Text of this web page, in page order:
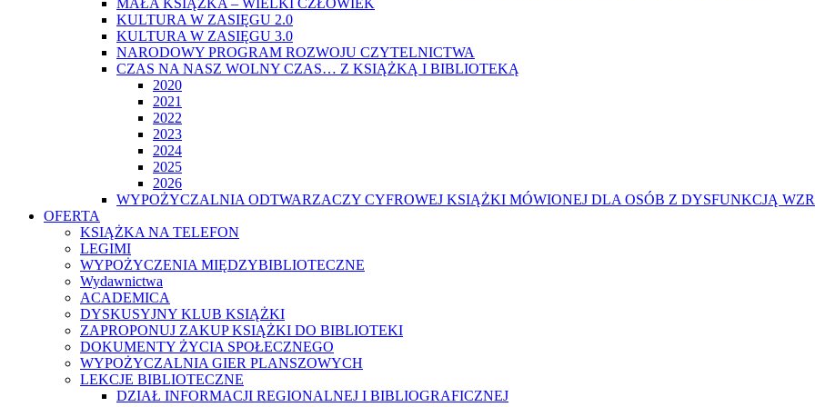
MAŁA KSIĄŻKA – WIELKI CZŁOWIEK
KULTURA W ZASIĘGU 2.0
KULTURA W ZASIĘGU 3.0
NARODOWY PROGRAM ROZWOJU CZYTELNICTWA
CZAS NA NASZ WOLNY CZAS… Z KSIĄŻKĄ I BIBLIOTEKĄ
2020
2021
2022
2023
2024
2025
2026
WYPOŻYCZALNIA ODTWARZACZY CYFROWEJ KSIĄŻKI MÓWIONEJ DLA OSÓB Z DYSFUNKCJĄ
OFERTA
KSIĄŻKA NA TELEFON
LEGIMI
WYPOŻYCZENIA MIĘDZYBIBLIOTECZNE
Wydawnictwa
ACADEMICA
DYSKUSYJNY KLUB KSIĄŻKI
ZAPROPONUJ ZAKUP KSIĄŻKI DO BIBLIOTEKI
DOKUMENTY ŻYCIA SPOŁECZNEGO
WYPOŻYCZALNIA GIER PLANSZOWYCH
LEKCJE BIBLIOTECZNE
DZIAŁ INFORMACJI REGIONALNEJ I BIBLIOGRAFICZNEJ